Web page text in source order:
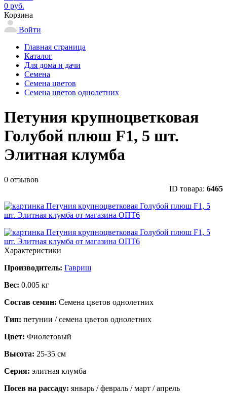
0 руб.
Корзина
Войти
Главная страница
Каталог
Для дома и дачи
Семена
Семена цветов
Семена цветов однолетних
Петуния крупноцветковая
Голубой плюш F1, 5 шт.
Элитная клумба
0 отзывов
ID товара: 6465
Характеристики
Производитель: Гавриш
Вес: 0.005 кг
Состав семян: Семена цветов однолетних
Тип: петунии / семена цветов однолетних
Цвет: Фиолетовый
Высота: 25-35 см
Серия: элитная клумба
Посев на рассаду: январь / февраль / март / апрель